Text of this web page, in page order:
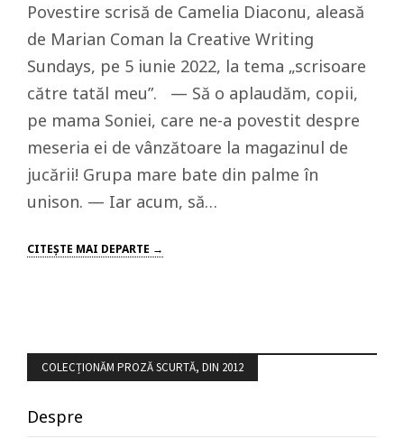
Povestire scrisă de Camelia Diaconu, aleasă
de Marian Coman la Creative Writing
Sundays, pe 5 iunie 2022, la tema „scrisoare
către tatăl meu”. — Să o aplaudăm, copii,
pe mama Soniei, care ne-a povestit despre
meseria ei de vânzătoare la magazinul de
jucării! Grupa mare bate din palme în
unison. — Iar acum, să…
CITEŞTE MAI DEPARTE →
COLECȚIONĂM PROZĂ SCURTĂ, DIN 2012
Despre